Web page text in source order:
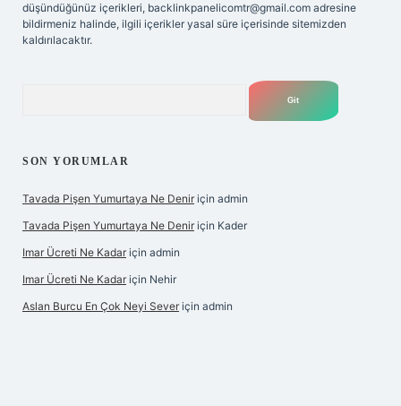
düşündüğünüz içerikleri, backlinkpanelicomtr@gmail.com adresine
bildirmeniz halinde, ilgili içerikler yasal süre içerisinde sitemizden
kaldırılacaktır.
SON YORUMLAR
Tavada Pişen Yumurtaya Ne Denir için admin
Tavada Pişen Yumurtaya Ne Denir için Kader
Imar Ücreti Ne Kadar için admin
Imar Ücreti Ne Kadar için Nehir
Aslan Burcu En Çok Neyi Sever için admin